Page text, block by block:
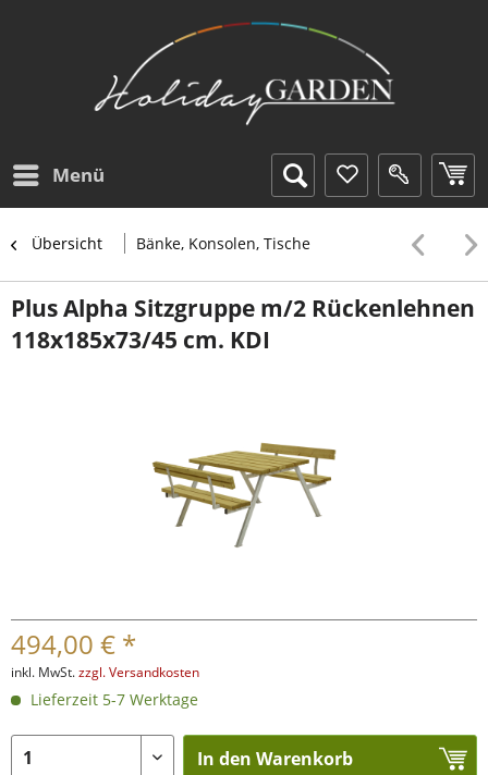
Menü
Übersicht Bänke, Konsolen, Tische
Plus Alpha Sitzgruppe m/2 Rückenlehnen
118x185x73/45 cm. KDI
494,00 € *
inkl. MwSt.zzgl. Versandkosten
Lieferzeit 5-7 Werktage
In den Warenkorb